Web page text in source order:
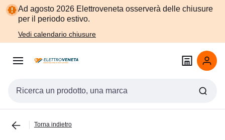
Vai alla
navigazione
Vai
alla
Ad agosto 2026 Elettroveneta osserverà delle chiusure
per il periodo estivo.
Vedi calendario chiusure
Cerca input
Torna indietro